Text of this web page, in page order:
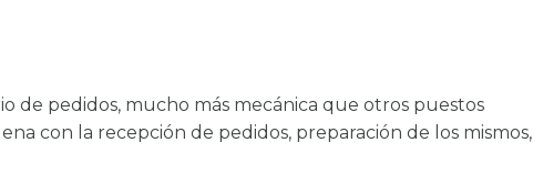
de pedidos, mucho más mecánica que otros puestos
con la recepción de pedidos, preparación de los mismos,